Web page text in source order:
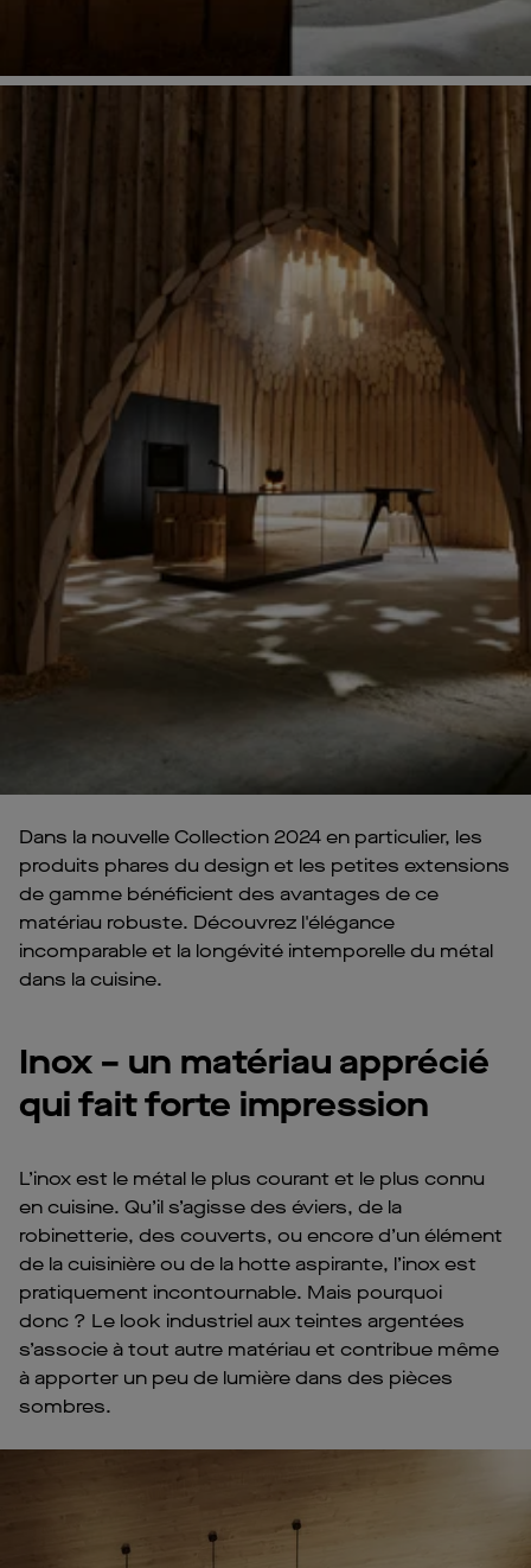
Dans la nouvelle Collection 2024 en particulier, les
produits phares du design et les petites extensions
de gamme bénéficient des avantages de ce
matériau robuste. Découvrez l'élégance
incomparable et la longévité intemporelle du métal
dans la cuisine.
Inox – un matériau apprécié
qui fait forte impression
L’inox est le métal le plus courant et le plus connu
en cuisine. Qu’il s’agisse des éviers, de la
robinetterie, des couverts, ou encore d’un élément
de la cuisinière ou de la hotte aspirante, l’inox est
pratiquement incontournable. Mais pourquoi
donc ? Le look industriel aux teintes argentées
s’associe à tout autre matériau et contribue même
à apporter un peu de lumière dans des pièces
sombres.